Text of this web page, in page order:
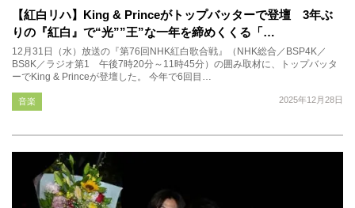
【紅白リハ】King & Princeがトップバッターで登壇 3年ぶ
りの『紅白』で“光””王”な一年を締めくくる「…
12月31日（水）放送の『第76回NHK紅白歌合戦』（NHK総合／BSP4K／
BS8K／ラジオ第1 午後7時20分～11時45分）の囲み取材に、トップバッタ
ーでKing & Princeが登壇した。 今年で6回目…
2025年12月28日
音楽